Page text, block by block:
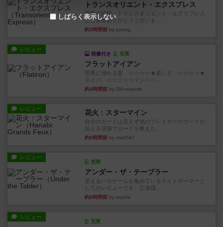
トランスオリエント・エクスプレス
乗客の皆様、トランスオリエント・エクスプレス
にご乗車ありがとうございま...
約3時間前 by jurong
レビュー
画像付き 充実
フラットアイアン
世界に浸れる度 ☆☆☆☆★楽しさ ☆☆☆☆★
タイパ ☆☆☆☆☆マンハッ...
約4時間前 by DKnewyork
レビュー 花火：スターマイン
自分のカードは見えず他のプレイヤーのカードが
見える状態でカードを教えた...
約6時間前 by mob567
レビュー
充実
アンダー・ザ・テーブラー
笑えるバカゲームを集めているライトゲーマーと
してのレビューです。正体隠...
約8時間前 by toyota
レビュー
充実
しばらく表示しない